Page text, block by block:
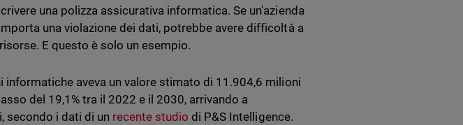
una polizza assicurativa informatica. Se un'azienda
una violazione dei dati, potrebbe avere difficoltà a
E questo è solo un esempio.
aveva un valore stimato di 11.904,6 milioni
del 19,1% tra il 2022 e il 2030, arrivando a
secondo i dati di un recente studio di P&S Intelligence.